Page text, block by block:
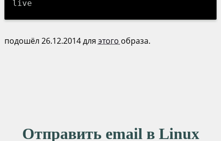
live
подошёл 26.12.2014 для этого образа.
Отправить email в Linux